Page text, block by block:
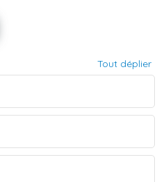
des cours
Tout déplier